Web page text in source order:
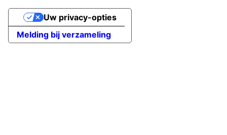
Melding bij verzameling
Uw privacy-opties